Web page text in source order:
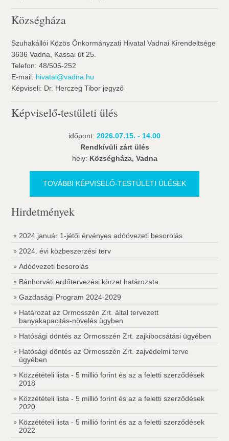
Községháza
Szuhakállói Közös Önkormányzati Hivatal Vadnai Kirendeltsége
3636 Vadna, Kassai út 25.
Telefon: 48/505-252
E-mail: hivatal@vadna.hu
Képviseli: Dr. Herczeg Tibor jegyző
Képviselő-testületi ülés
időpont: 2026.07.15. - 14.00
Rendkívüli zárt ülés
hely: Községháza, Vadna
TOVÁBBI KÉPVISELŐ-TESTÜLETI ÜLÉSEK
Hirdetmények
2024.január 1-jétől érvényes adóövezeti besorolás
2024. évi közbeszerzési terv
Adóövezeti besorolás
Bánhorváti erdőtervezési körzet határozata
Gazdasági Program 2024-2029
Határozat az Ormosszén Zrt. által tervezett
banyakapacitás-növelés ügyben
Hatósági döntés az Ormosszén Zrt. zajkibocsátási ügyében
Hatósági döntés az Ormosszén Zrt. zajvédelmi terve
ügyében
Közzétételi lista - 5 millió forint és az a feletti szerződések
2018
Közzétételi lista - 5 millió forint és az a feletti szerződések
2020
Közzétételi lista - 5 millió forint és az a feletti szerződések
2022